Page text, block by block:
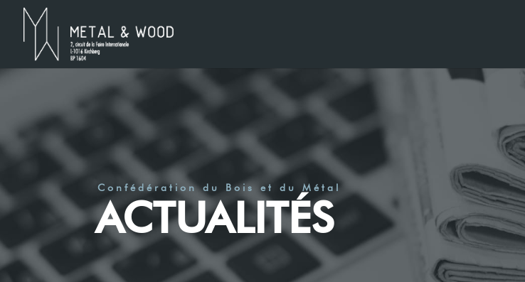
Confédération du Bois et du Métal
ACTUALITÉS